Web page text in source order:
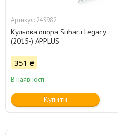
245982
Кульова опора Subaru Legacy
(2015-) APPLUS
351 ₴
В наявності
Купити